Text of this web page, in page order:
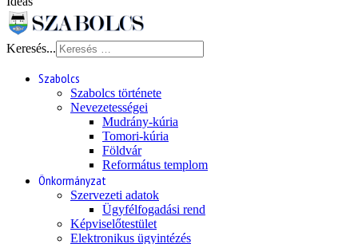
Keresés...
Szabolcs
Szabolcs története
Nevezetességei
Mudrány-kúria
Tomori-kúria
Földvár
Református templom
Önkormányzat
Szervezeti adatok
Ügyfélfogadási rend
Képviselőtestület
Elektronikus ügyintézés